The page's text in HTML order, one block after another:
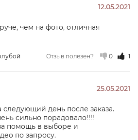
12.05.2021
чем на фото, отличная
Отзыв полезен? 0 1
25.05.2021
день после заказа.
сильно порадовало!!!!
помощь в выборе и
по запросу.